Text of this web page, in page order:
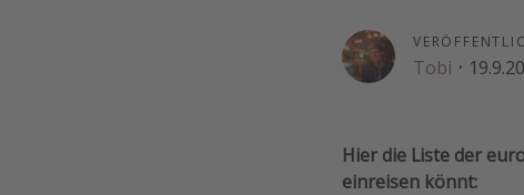
Tobi ·
Hier die Liste der
einreisen könnt: